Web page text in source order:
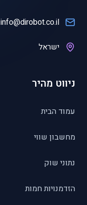
info@dirobot.co.il
ישראל
ניווט מהיר
עמוד הבית
מחשבון שווי
נתוני שוק
הזדמנויות חמות